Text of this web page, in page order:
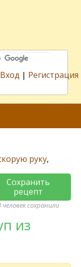
Вход | Регистрация
руку,
Сохранить
рецепт
человек сохранили
из